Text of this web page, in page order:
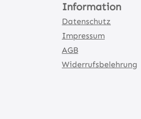
Information
Datenschutz
Impressum
AGB
Widerrufsbelehrung